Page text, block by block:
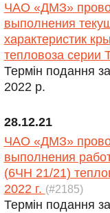
ЧАО «ДМЗ»
выполнения
характеристик
тепловоза серии
Термін подання
2022 р.
28.12.21
ЧАО «ДМЗ»
выполнения
(6ЧН 21/21)
2022 г. (#2185)
Термін подання